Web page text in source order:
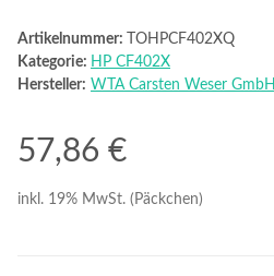
Artikelnummer:
TOHPCF402XQ
Kategorie: HP CF402X
Hersteller: WTA Carsten Weser GmbH
57,86 €
inkl. 19% MwSt. (Päckchen)